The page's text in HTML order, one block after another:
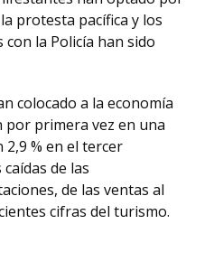
protesta pacífica y los
la Policía han sido
colocado a la economía
por primera vez en una
% en el tercer
de las
de las ventas al
cifras del turismo.